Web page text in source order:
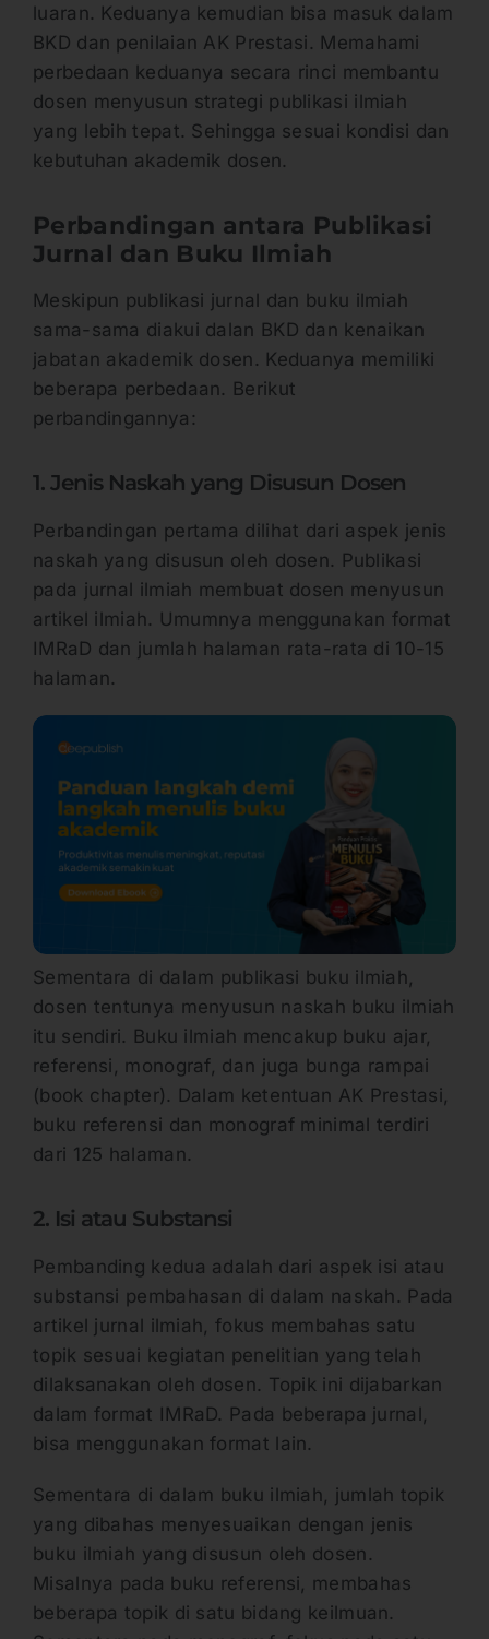
luaran. Keduanya kemudian bisa masuk dalam
BKD dan penilaian AK Prestasi. Memahami
perbedaan keduanya secara rinci membantu
dosen menyusun strategi publikasi ilmiah
yang lebih tepat. Sehingga sesuai kondisi dan
kebutuhan akademik dosen.
Perbandingan antara Publikasi
Jurnal dan Buku Ilmiah
Meskipun publikasi jurnal dan buku ilmiah
sama-sama diakui dalan BKD dan kenaikan
jabatan akademik dosen. Keduanya memiliki
beberapa perbedaan. Berikut
perbandingannya:
1. Jenis Naskah yang Disusun Dosen
Perbandingan pertama dilihat dari aspek jenis
naskah yang disusun oleh dosen. Publikasi
pada jurnal ilmiah membuat dosen menyusun
artikel ilmiah. Umumnya menggunakan format
IMRaD dan jumlah halaman rata-rata di 10-15
halaman.
Sementara di dalam publikasi buku ilmiah,
dosen tentunya menyusun naskah buku ilmiah
itu sendiri. Buku ilmiah mencakup buku ajar,
referensi, monograf, dan juga bunga rampai
(book chapter). Dalam ketentuan AK Prestasi,
buku referensi dan monograf minimal terdiri
dari 125 halaman.
2. Isi atau Substansi
Pembanding kedua adalah dari aspek isi atau
substansi pembahasan di dalam naskah. Pada
artikel jurnal ilmiah, fokus membahas satu
topik sesuai kegiatan penelitian yang telah
dilaksanakan oleh dosen. Topik ini dijabarkan
dalam format IMRaD. Pada beberapa jurnal,
bisa menggunakan format lain.
Sementara di dalam buku ilmiah, jumlah topik
yang dibahas menyesuaikan dengan jenis
buku ilmiah yang disusun oleh dosen.
Misalnya pada buku referensi, membahas
beberapa topik di satu bidang keilmuan.